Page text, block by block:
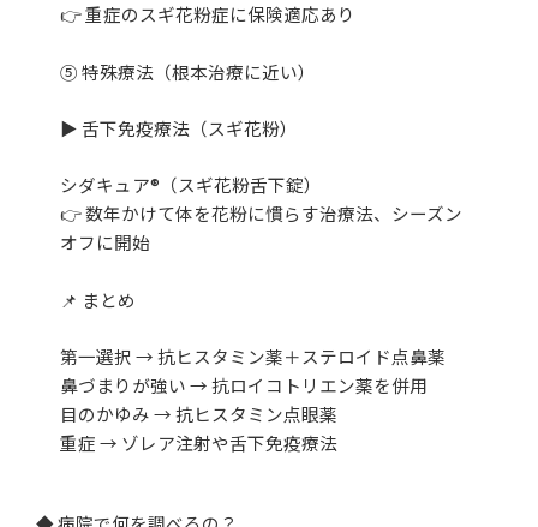
👉 重症のスギ花粉症に保険適応あり
⑤ 特殊療法（根本治療に近い）
▶ 舌下免疫療法（スギ花粉）
シダキュア®（スギ花粉舌下錠）
👉 数年かけて体を花粉に慣らす治療法、シーズン
オフに開始
📌 まとめ
第一選択 → 抗ヒスタミン薬＋ステロイド点鼻薬
鼻づまりが強い → 抗ロイコトリエン薬を併用
目のかゆみ → 抗ヒスタミン点眼薬
重症 → ゾレア注射や舌下免疫療法